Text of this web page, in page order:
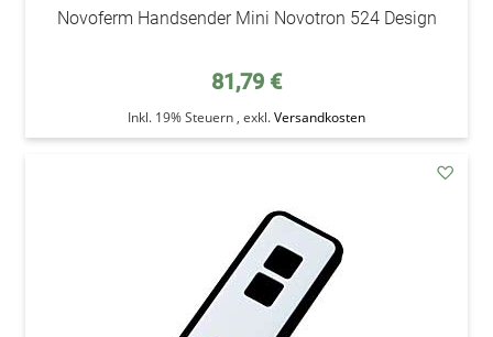
Novoferm Handsender Mini Novotron 524 Design
81,79 €
Inkl. 19% Steuern , exkl.Versandkosten